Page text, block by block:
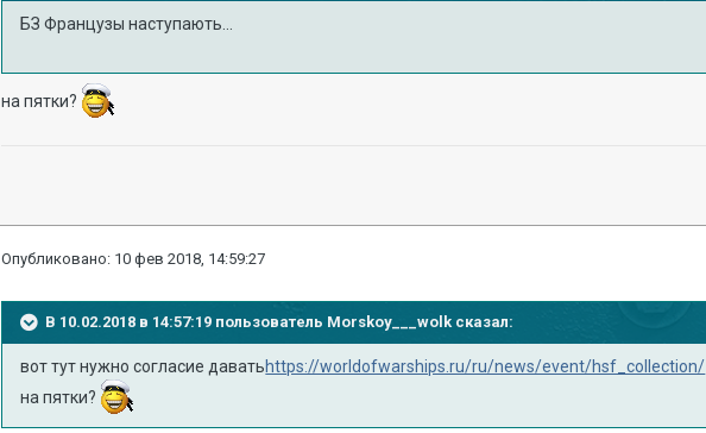
БЗ Французы наступають...
на пятки?
Опубликовано: 10 фев 2018, 14:59:27
В 10.02.2018 в 14:57:19 пользователь Morskoy___wolk сказал:
вот тут нужно согласие даватьhttps://worldofwarships.ru/ru/news/event/hsf_collection/
на пятки?